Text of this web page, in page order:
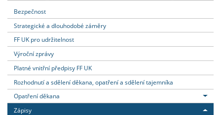
Bezpečnost
Strategické a dlouhodobé záměry
FF UK pro udržitelnost
Výroční zprávy
Platné vnitřní předpisy FF UK
Rozhodnutí a sdělení děkana, opatření a sdělení tajemníka
Opatření děkana
Zápisy